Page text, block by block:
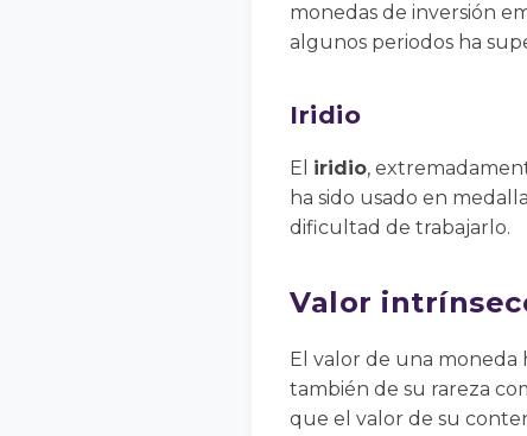
monedas de inversión
algunos periodos ha
Iridio
El iridio,
ha sido usado en
dificultad de trabajarlo.
Valor
El valor de una moneda
también de su rareza
que el valor de su